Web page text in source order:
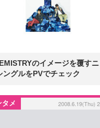
のイメージを覆すニ
ングルをPVでチェック
タメ 2008.6.19(Thu)